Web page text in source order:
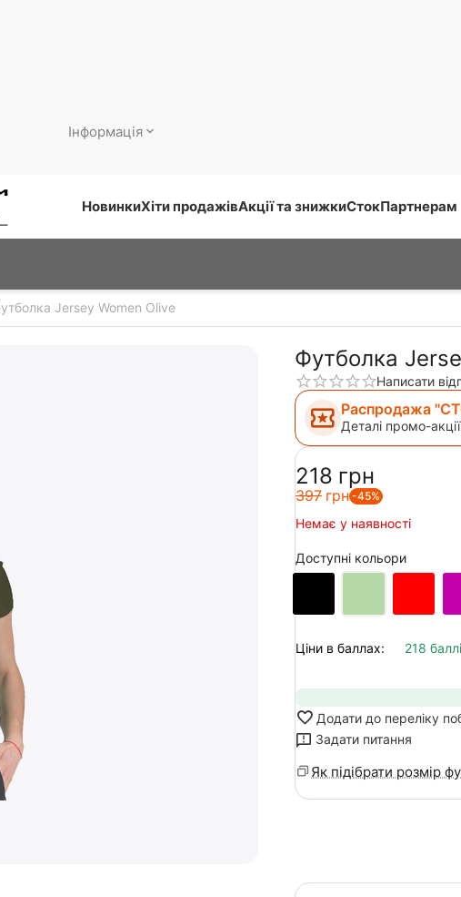
Інформація
НовинкиХіти продажівАкції та знижкиСтокПартнерам
Jersey Women Olive
Футболка
Написати
Распродажа
Деталі промо-акції
‍218‍ грн
‍397‍ грн -45%
Немає у наявності
Доступні кольори
Ціни в баллах: 218
Додати до переліку
Задати питання
Як підібрати розмір